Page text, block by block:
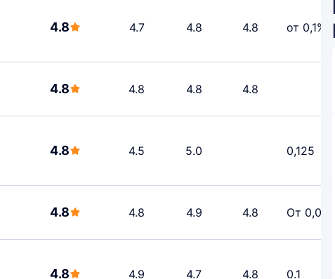
4.8 4.7 4.8 4.8 от 0,1%
4.8 4.8 4.8 4.8
4.8 4.5 5.0 0,125
4.8 4.8 4.9 4.8 От 0,01%
4.8 4.9 4.7 4.8 0.1